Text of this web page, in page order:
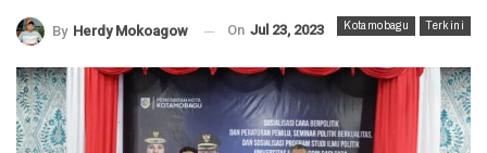
Kotamobagu Terkini
By Herdy Mokoagow On Jul 23, 2023